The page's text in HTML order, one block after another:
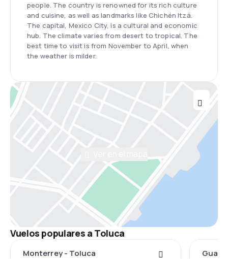
people. The country is renowned for its rich culture
and cuisine, as well as landmarks like Chichén Itzá.
The capital, Mexico City, is a cultural and economic
hub. The climate varies from desert to tropical. The
best time to visit is from November to April, when
the weather is milder.
Vuelos populares a Toluca
Monterrey - Toluca